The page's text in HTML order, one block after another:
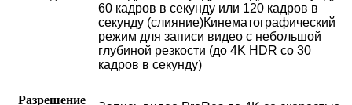
60 кадров в секунду или 120 кадров в
секунду (слияние)Кинематографический
режим для записи видео с небольшой
глубиной резкости (до 4K HDR со 30
кадров в секунду)
Разрешение